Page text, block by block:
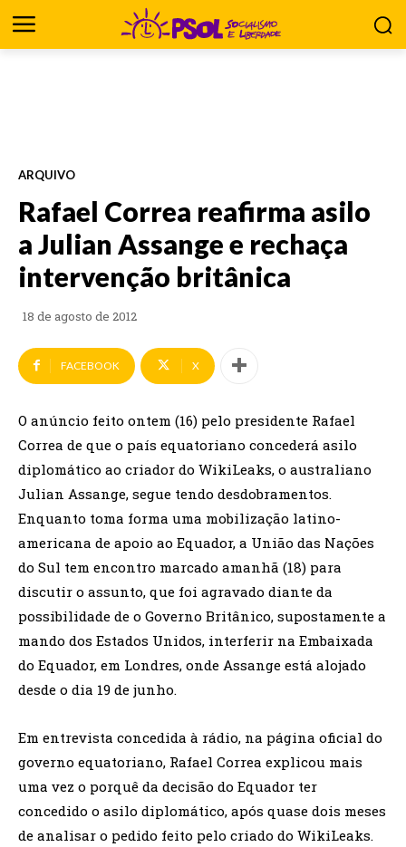
ARQUIVO
Rafael Correa reafirma asilo
a Julian Assange e rechaça
intervenção britânica
18 de agosto de 2012
FACEBOOK X
O anúncio feito ontem (16) pelo presidente Rafael
Correa de que o país equatoriano concederá asilo
diplomático ao criador do WikiLeaks, o australiano
Julian Assange, segue tendo desdobramentos.
Enquanto toma forma uma mobilização latino-
americana de apoio ao Equador, a União das Nações
do Sul tem encontro marcado amanhã (18) para
discutir o assunto, que foi agravado diante da
possibilidade de o Governo Britânico, supostamente a
mando dos Estados Unidos, interferir na Embaixada
do Equador, em Londres, onde Assange está alojado
desde o dia 19 de junho.
Em entrevista concedida à rádio, na página oficial do
governo equatoriano, Rafael Correa explicou mais
uma vez o porquê da decisão do Equador ter
concedido o asilo diplomático, após quase dois meses
de analisar o pedido feito pelo criado do WikiLeaks.